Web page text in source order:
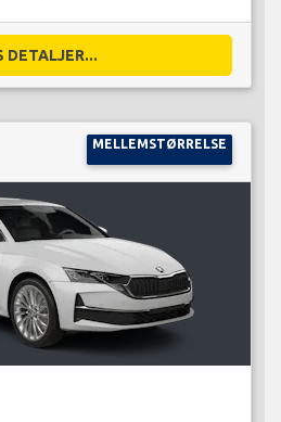
DETALJER...
MELLEMSTØRRELSE